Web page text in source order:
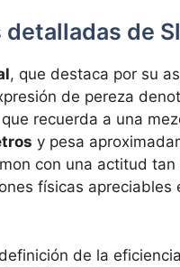
de
, que destaca por su
de pereza
recuerda a una
y pesa
con una actitud
físicas apreciables
de la